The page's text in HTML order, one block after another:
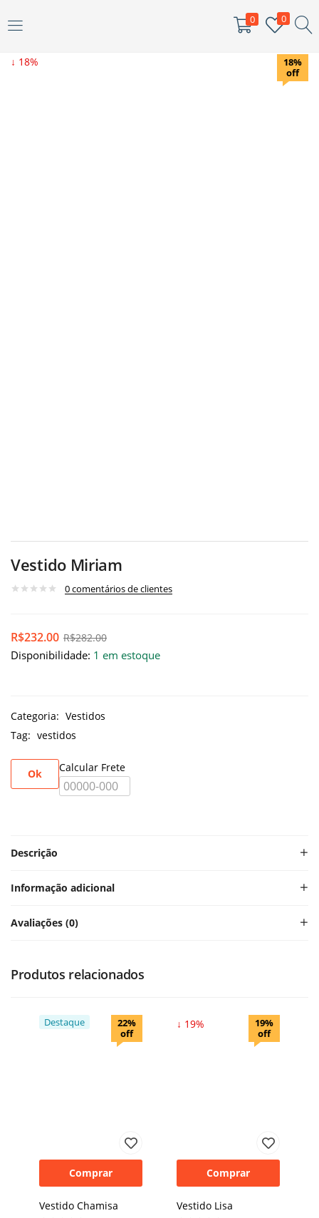
0 0
18%
off
↓ 18%
Vestido Miriam
0comentários de clientes
R$232.00 R$282.00
Disponibilidade: 1 em estoque
Categoria: Vestidos
Tag: vestidos
Calcular Frete
Ok
Descrição
Informação adicional
Avaliações (0)
Produtos relacionados
22%
off
Destaque
↓ 22%
Comprar
Vestido Chamisa
19%
off
↓ 19%
Comprar
Vestido Lisa